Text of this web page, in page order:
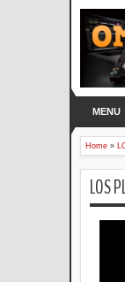
MENU
Home »
LOS